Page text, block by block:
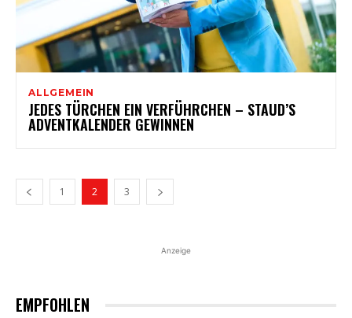
ALLGEMEIN
JEDES TÜRCHEN EIN VERFÜHRCHEN – STAUD’S
ADVENTKALENDER GEWINNEN
1 2 3
Anzeige
EMPFOHLEN